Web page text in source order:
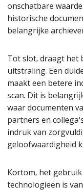
onschatbare
historische
belangrijke
Tot slot, draagt het
uitstraling. Een
maakt een betere
scan. Dit is
waar documenten
partners en
indruk van
geloofwaardigheid
Kortom, het gebruik
technologieën is